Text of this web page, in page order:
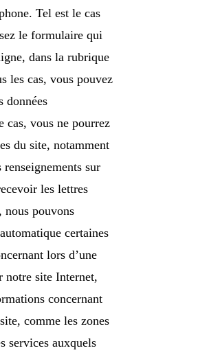
Tel est le cas
le formulaire qui
dans la rubrique
les cas, vous pouvez
données
cas, vous ne pourrez
du site, notamment
sur
les lettres
pouvons
certaines
lors d’une
notre site Internet,
concernant
comme les zones
services auxquels